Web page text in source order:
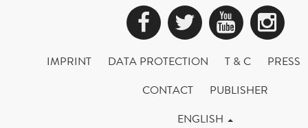
Facebook
Twitter
IMPRINT DATA PROTECTION T & C
PRESS
CONTACT
PUBLISHER
ENGLISH